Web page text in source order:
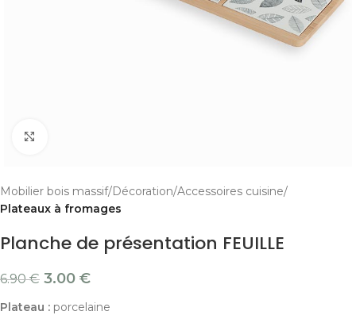
Mobilier bois massif Décoration Accessoires cuisine
Plateaux à fromages
Planche de présentation FEUILLE
6.90€ 3.00 €
Plateau : porcelaine